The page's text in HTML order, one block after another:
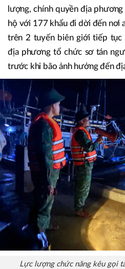
lượng, chính quyền địa
hộ với 177 khẩu đi dời đến nơi
trên 2 tuyến biên giới tiếp tục
địa phương tổ chức sơ tán
trước khi bão ảnh hưởng đến
Lực lượng chức năng kêu gọi